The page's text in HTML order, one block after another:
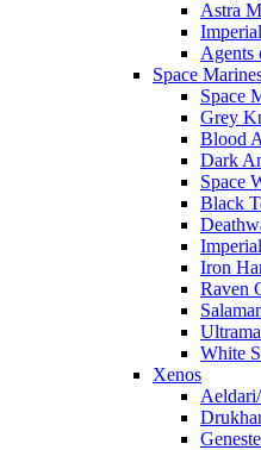
Astra
Agents
Space
Space
Grey
Blood
Dark
Space
Black
Iron
Raven
White
Xenos